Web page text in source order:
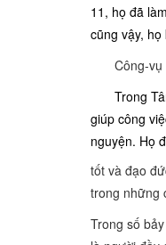
11, họ đã
cũng vậy,
Công-
Trong
giúp công
nguyện. Họ
tốt và đạo
trong những
Trong số